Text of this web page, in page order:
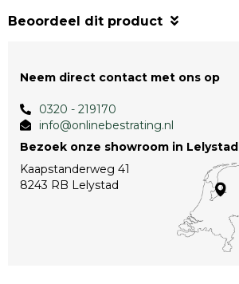
Beoordeel dit product
Neem direct contact met ons op
0320 - 219170
info@onlinebestrating.nl
Bezoek onze showroom in Lelystad
Kaapstanderweg 41
8243 RB Lelystad